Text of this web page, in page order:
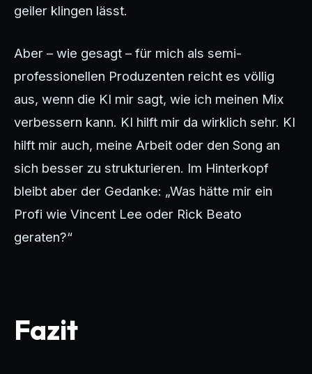
geiler klingen lässt.
Aber – wie gesagt – für mich als semi-
professionellen Produzenten reicht es völlig
aus, wenn die KI mir sagt, wie ich meinen Mix
verbessern kann. KI hilft mir da wirklich sehr. KI
hilft mir auch, meine Arbeit oder den Song an
sich besser zu strukturieren. Im Hinterkopf
bleibt aber der Gedanke: „Was hätte mir ein
Profi wie Vincent Lee oder Rick Beato
geraten?“
Fazit